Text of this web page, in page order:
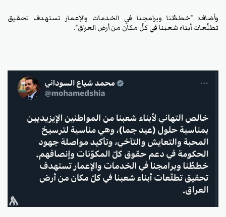
وأضاف: "خططُنا وبرامجنا في الخدمات والإعمار تستهدف تحقيق
تطلّعات أبناء شعبنا في كلّ مكان من أرض العراق".